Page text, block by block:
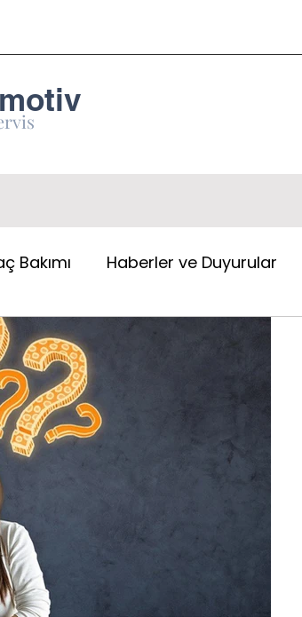
Bakımı Haberler ve Duyurular
Marka Rehberi